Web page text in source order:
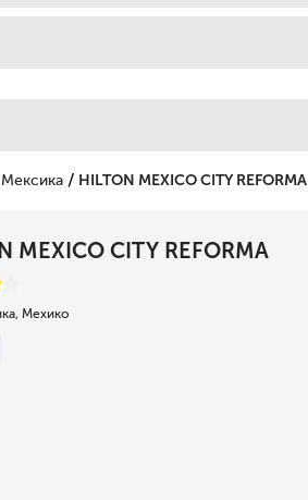
Мексика / HILTON MEXICO CITY REFORMA
MEXICO CITY REFORMA
Мехико